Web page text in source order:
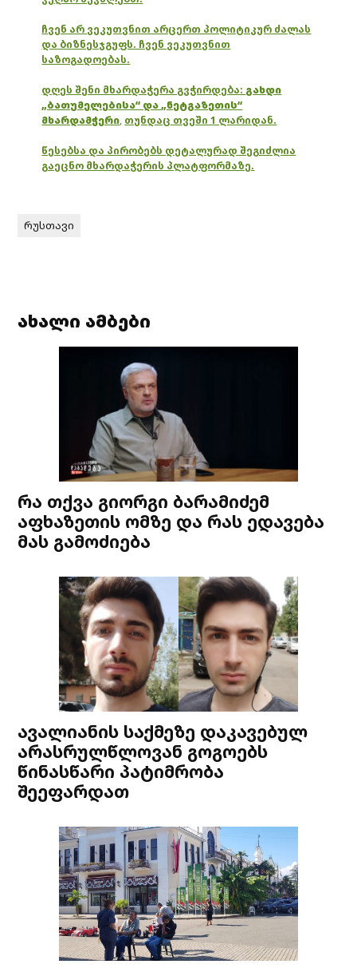
ჩვენ არ ვეკუთვნით არცერთ პოლიტიკურ ძალას
და ბიზნესჯგუფს. ჩვენ ვეკუთვნით
საზოგადოებას.
დღეს შენი მხარდაჭერა გვჭირდება: გახდი
„ბათუმელებისა“ და „ნეტგაზეთის“
მხარდამჭერი, თუნდაც თვეში 1 ლარიდან.
წესებსა და პირობებს დეტალურად შეგიძლია
გაეცნო მხარდაჭერის პლატფორმაზე.
რუსთავი
ახალი ამბები
რა თქვა გიორგი ბარამიძემ
აფხაზეთის ომზე და რას ედავება
მას გამოძიება
ავალიანის საქმეზე დაკავებულ
არასრულწლოვან გოგოებს
წინასწარი პატიმრობა
შეეფარდათ